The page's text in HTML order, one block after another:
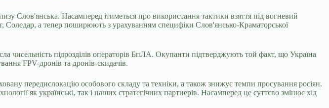
Слов'янська. Насамперед ітиметься про використання тактики взяття під вогневий
Соледар, а тепер поширюють з урахуванням специфіки Слов'янсько-Краматорської
чисельність підрозділів операторів БпЛА. Окупанти підтверджують той факт, що Україна
FPV-дронів та дронів-скидачів.
передислокацію особового складу та техніки, а також знижує темпи просування росіян.
як українські, так і наших стратегічних партнерів. Насамперед це суттєво змінює хід